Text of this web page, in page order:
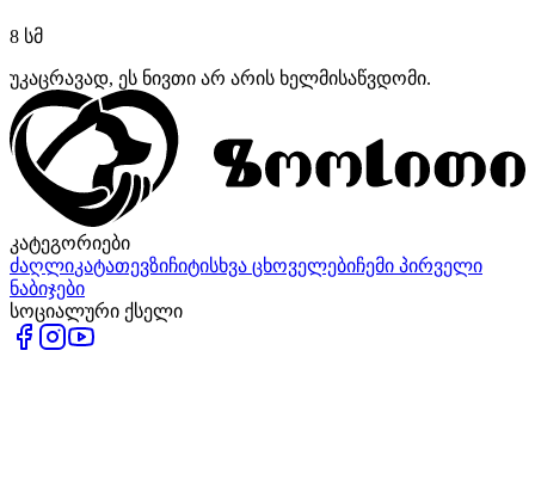
8 სმ
უკაცრავად, ეს ნივთი არ არის ხელმისაწვდომი.
კატეგორიები
ძაღლიკატათევზიჩიტისხვა ცხოველებიჩემი პირველი
ნაბიჯები
სოციალური ქსელი